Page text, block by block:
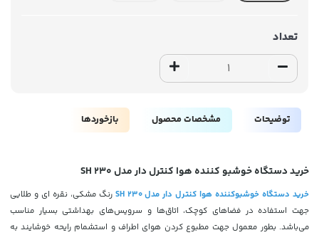
تعداد
توضیحات مشخصات محصول بازخوردها
خرید دستگاه خوشبو کننده هوا کنترل دار مدل SH 230
خرید دستگاه خوشبوکننده هوا کنترل دار مدل SH 230
رنگ مشکی، نقره ای و طلایی
جهت استفاده در فضاهای کوچک، اتاق‌ها و سرویس‌های بهداشتی بسیار مناسب
می‌باشد. بطور معمول جهت مطبوع کردن هوای اطراف و استشمام رایحه خوشایند به